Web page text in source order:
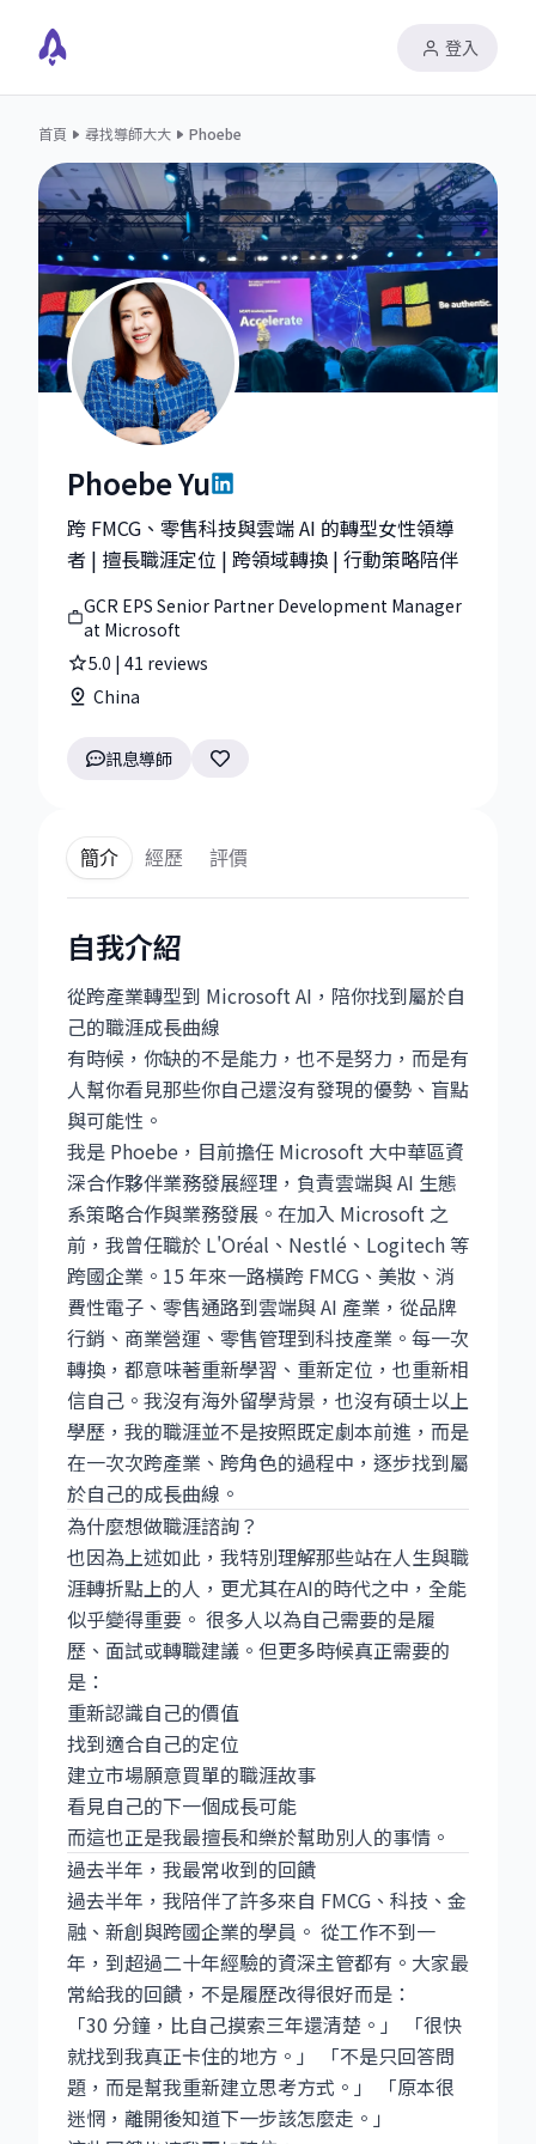
登入
首頁 尋找導師大大 Phoebe
Phoebe Yu|GCR EPS Senior Partner Development
Phoebe Yu
跨 FMCG、零售科技與雲端 AI 的轉型女性領導
者 | 擅長職涯定位 | 跨領域轉換 | 行動策略陪伴
GCR EPS Senior Partner Development Manager
at Microsoft
5.0 | 41 reviews
China
訊息導師
簡介 經歷 評價
自我介紹
從跨產業轉型到 Microsoft AI，陪你找到屬於自
己的職涯成長曲線
有時候，你缺的不是能力，也不是努力，而是有
人幫你看見那些你自己還沒有發現的優勢、盲點
與可能性。
我是 Phoebe，目前擔任 Microsoft 大中華區資
深合作夥伴業務發展經理，負責雲端與 AI 生態
系策略合作與業務發展。在加入 Microsoft 之
前，我曾任職於 L'Oréal、Nestlé、Logitech 等
跨國企業。15 年來一路橫跨 FMCG、美妝、消
費性電子、零售通路到雲端與 AI 產業，從品牌
行銷、商業營運、零售管理到科技產業。每一次
轉換，都意味著重新學習、重新定位，也重新相
信自己。我沒有海外留學背景，也沒有碩士以上
學歷，我的職涯並不是按照既定劇本前進，而是
在一次次跨產業、跨角色的過程中，逐步找到屬
於自己的成長曲線。
為什麼想做職涯諮詢？
也因為上述如此，我特別理解那些站在人生與職
涯轉折點上的人，更尤其在AI的時代之中，全能
似乎變得重要。 很多人以為自己需要的是履
歷、面試或轉職建議。但更多時候真正需要的
是：
重新認識自己的價值
找到適合自己的定位
建立市場願意買單的職涯故事
看見自己的下一個成長可能
而這也正是我最擅長和樂於幫助別人的事情。
過去半年，我最常收到的回饋
過去半年，我陪伴了許多來自 FMCG、科技、金
融、新創與跨國企業的學員。 從工作不到一
年，到超過二十年經驗的資深主管都有。大家最
常給我的回饋，不是履歷改得很好而是：
「30 分鐘，比自己摸索三年還清楚。」 「很快
就找到我真正卡住的地方。」 「不是只回答問
題，而是幫我重新建立思考方式。」 「原本很
迷惘，離開後知道下一步該怎麼走。」